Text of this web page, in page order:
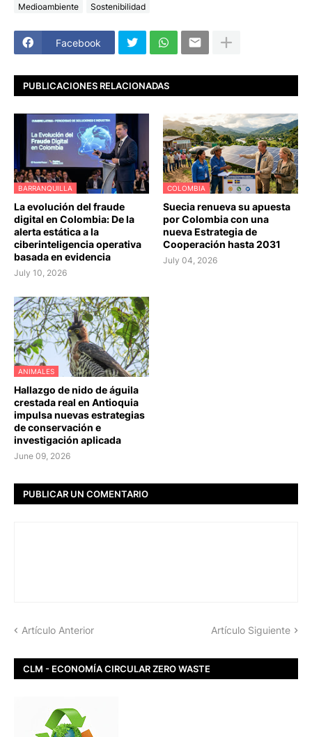
Medioambiente
Sostenibilidad
Facebook
PUBLICACIONES RELACIONADAS
BARRANQUILLA
La evolución del fraude
digital en Colombia: De la
alerta estática a la
ciberinteligencia operativa
basada en evidencia
July 10, 2026
COLOMBIA
Suecia renueva su apuesta
por Colombia con una
nueva Estrategia de
Cooperación hasta 2031
July 04, 2026
ANIMALES
Hallazgo de nido de águila
crestada real en Antioquia
impulsa nuevas estrategias
de conservación e
investigación aplicada
June 09, 2026
PUBLICAR UN COMENTARIO
Artículo Anterior Artículo Siguiente
CLM - ECONOMÍA CIRCULAR ZERO WASTE